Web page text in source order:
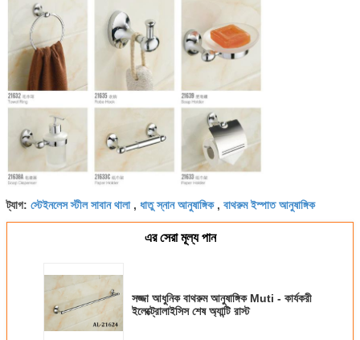
ট্যাগ: স্টেইনলেস স্টীল সাবান থালা, ধাতু স্নান আনুষাঙ্গিক, বাথরুম ইস্পাত আনুষাঙ্গিক
এর সেরা মূল্য পান
সজ্জা আধুনিক বাথরুম আনুষাঙ্গিক Muti - কার্যকরী
ইলেক্ট্রোলাইসিস শেষ অ্যান্টি রাস্ট